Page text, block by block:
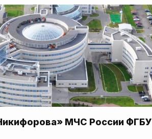
МЧС России ФГБУ